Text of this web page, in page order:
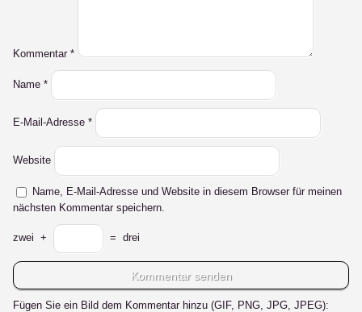
Kommentar *
Name *
E-Mail-Adresse *
Website
Name, E-Mail-Adresse und Website in diesem Browser für meinen
nächsten Kommentar speichern.
zwei + = drei
Fügen Sie ein Bild dem Kommentar hinzu (GIF, PNG, JPG, JPEG):